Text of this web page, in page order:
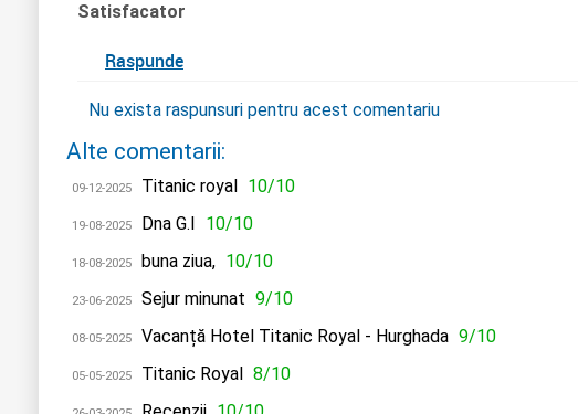
Satisfacator
Raspunde
Nu exista raspunsuri pentru acest comentariu
Alte comentarii:
09-12-2025 Titanic royal 10/10
19-08-2025 Dna G.I 10/10
18-08-2025 buna ziua, 10/10
23-06-2025 Sejur minunat 9/10
08-05-2025 Vacanță Hotel Titanic Royal - Hurghada 9/10
05-05-2025 Titanic Royal 8/10